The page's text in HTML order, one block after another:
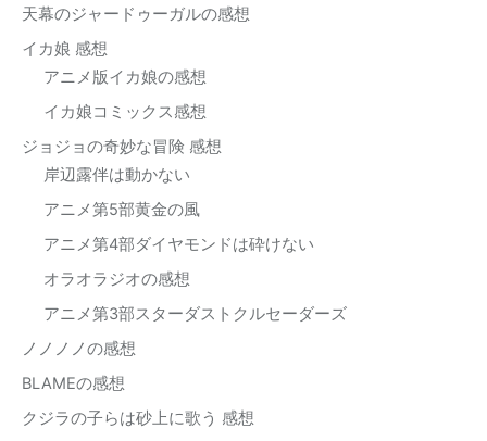
天幕のジャードゥーガルの感想
イカ娘 感想
アニメ版イカ娘の感想
イカ娘コミックス感想
ジョジョの奇妙な冒険 感想
岸辺露伴は動かない
アニメ第5部黄金の風
アニメ第4部ダイヤモンドは砕けない
オラオラジオの感想
アニメ第3部スターダストクルセーダーズ
ノノノノの感想
BLAMEの感想
クジラの子らは砂上に歌う 感想